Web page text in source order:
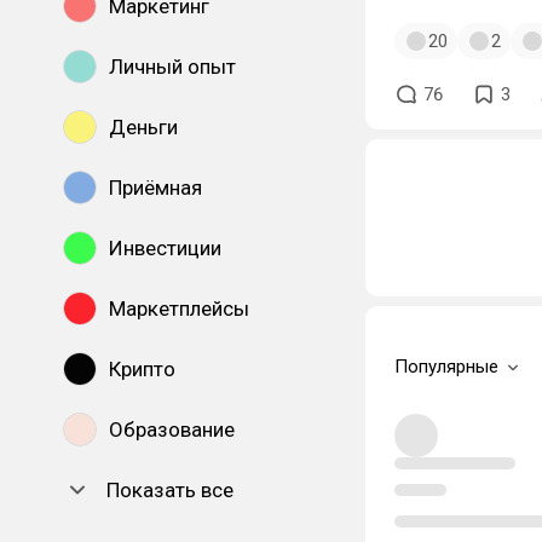
Маркетинг
Личный опыт
Деньги
Приёмная
Инвестиции
Маркетплейсы
Крипто
Образование
Показать все
20 2
76 3
Популярные